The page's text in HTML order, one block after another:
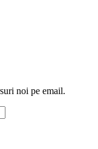
noi pe email.